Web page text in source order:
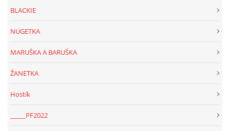
BLACKIE
NUGETKA
MARUŠKA A BARUŠKA
ŽANETKA
Hostík
_____PF2022